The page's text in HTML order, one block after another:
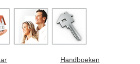
Handboeken